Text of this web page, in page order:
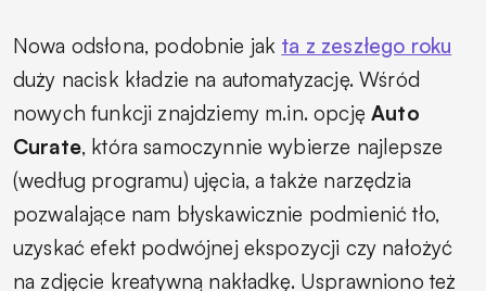
Nowa odsłona, podobnie jak ta z zeszłego roku
duży nacisk kładzie na automatyzację. Wśród
nowych funkcji znajdziemy m.in. opcjęAuto
Curate, która samoczynnie wybierze najlepsze
(według programu) ujęcia, a także narzędzia
pozwalające nam błyskawicznie podmienić tło,
uzyskać efekt podwójnej ekspozycji czy nałożyć
na zdjęcie kreatywną nakładkę. Usprawniono też